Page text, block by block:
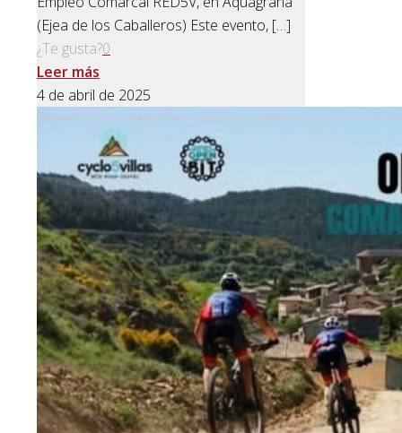
(Ejea de los Caballeros) Este evento, […]
¿Te gusta?0
Leer más
4 de abril de 2025